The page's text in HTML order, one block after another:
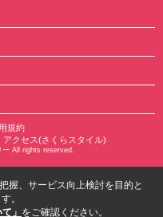
規約
アクセス(さくらスタイル)
ー All rights reserved.
握、サービス向上検討を目的と
。
」 をご確認ください。